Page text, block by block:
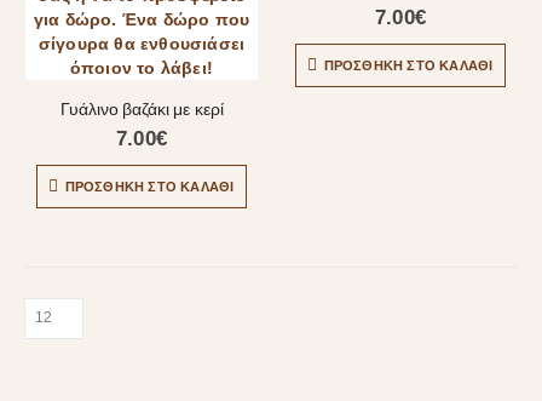
Γυάλινο βαζάκι με κερί
7.00€
ΠΡΟΣΘΉΚΗ ΣΤΟ ΚΑΛΆΘΙ
7.00€
ΠΡΟΣΘΉΚΗ ΣΤΟ ΚΑΛΆΘΙ